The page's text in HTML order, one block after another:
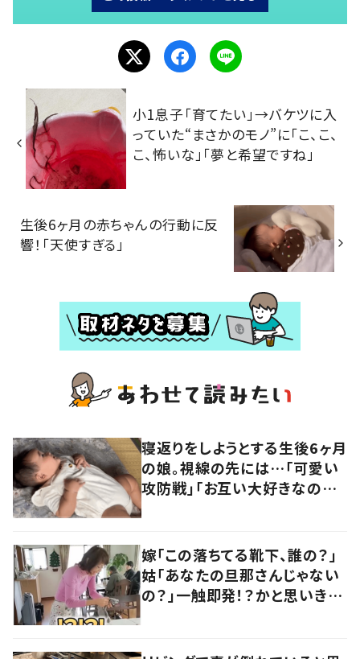
小1息子「育てたい」→バケツに入
っていた“まさかのモノ”に「こ、こ、
こ、怖いな」「夢と希望ですね」
生後6ヶ月の赤ちゃんの行動に反
響！「天使すぎる」
寝返りをしようとする生後6ヶ月
の娘。視線の先には…「可愛い
攻防戦」「お互い大好きなのが
嫁「この落ちてる靴下、誰の？」
姑「あなたの旦那さんじゃない
の？」一触即発！？かと思いき